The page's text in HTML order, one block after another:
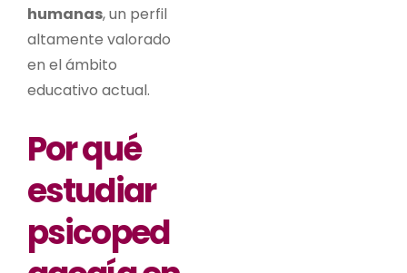
humanas, un perfil
altamente valorado
en el ámbito
educativo actual.
Por qué
estudiar
psicoped